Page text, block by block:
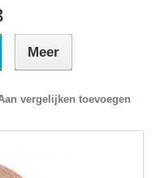
Meer
vergelijken toevoegen